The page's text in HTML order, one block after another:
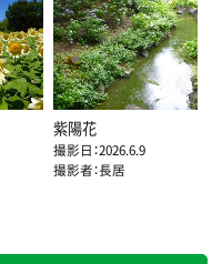
紫陽花
撮影日：2026.6.9
撮影者：長居